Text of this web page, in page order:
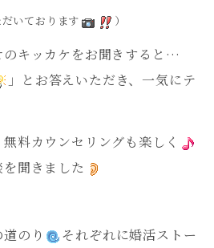
だいております ）
キッカケをお聞きすると…
」とお答えいただき、一気にテ
料カウンセリングも楽しく
聞きました
のり
それぞれに婚活ストー